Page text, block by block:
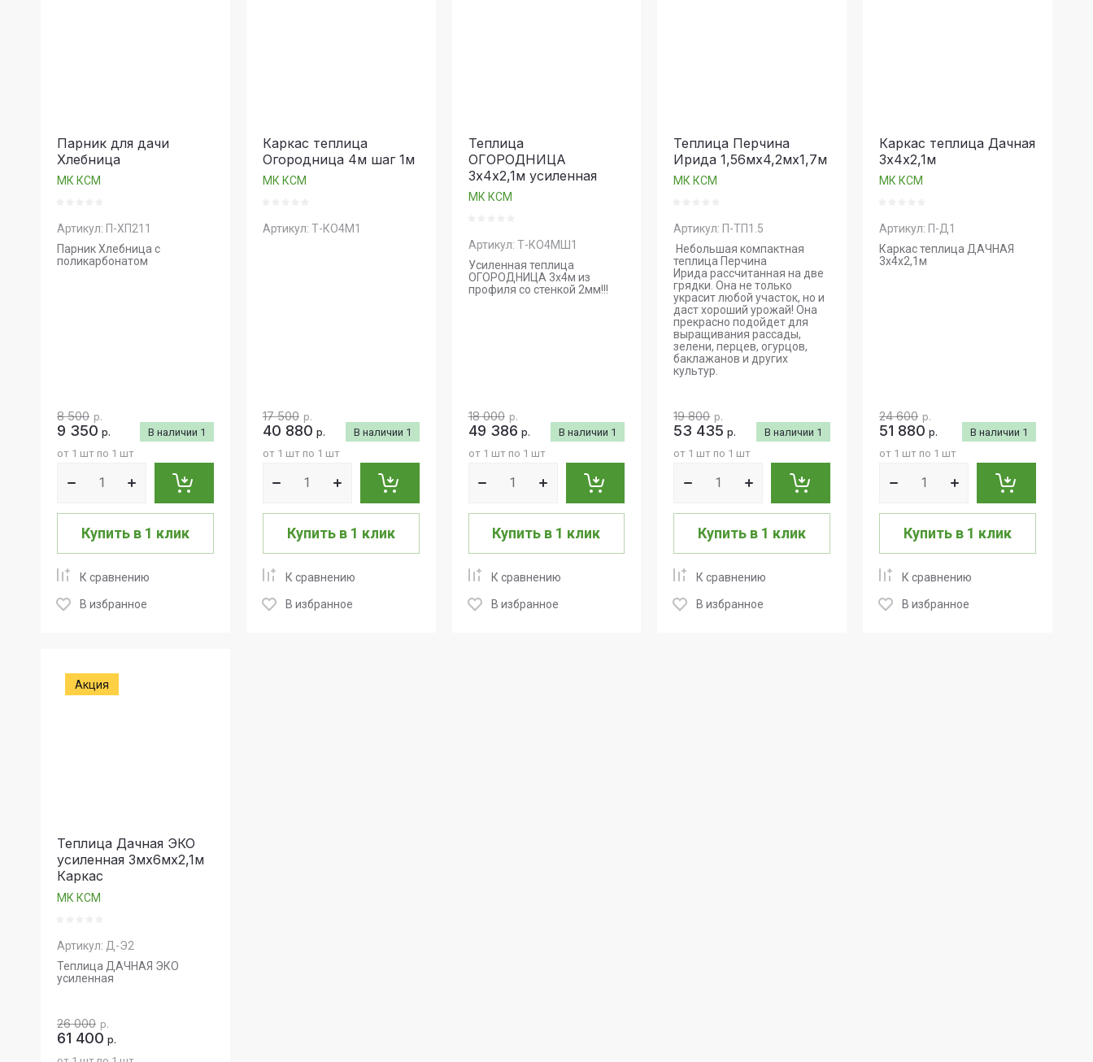
Парник для дачи
Хлебница
МК КСМ
Артикул: П-ХП211
Парник Хлебница с
поликарбонатом
В наличии 1
8 500 р.
9 350 р.
от 1 шт по 1 шт
Купить в 1 клик
К сравнению
В избранное
Каркас теплица
Огородница 4м шаг 1м
МК КСМ
Артикул: Т-КО4М1
В наличии 1
17 500 р.
40 880 р.
от 1 шт по 1 шт
Купить в 1 клик
К сравнению
В избранное
Теплица
ОГОРОДНИЦА
3х4х2,1м усиленная
МК КСМ
Артикул: Т-КО4МШ1
Усиленная теплица
ОГОРОДНИЦА 3х4м из
профиля со стенкой 2мм!!!
В наличии 1
18 000 р.
49 386 р.
от 1 шт по 1 шт
Купить в 1 клик
К сравнению
В избранное
Теплица Перчина
Ирида 1,56мх4,2мх1,7м
МК КСМ
Артикул: П-ТП1.5
Небольшая компактная
теплица Перчина
Ирида рассчитанная на две
грядки. Она не только
украсит любой участок, но и
даст хороший урожай! Она
прекрасно подойдет для
выращивания рассады,
зелени, перцев, огурцов,
баклажанов и других
культур.
В наличии 1
19 800 р.
53 435 р.
от 1 шт по 1 шт
Купить в 1 клик
К сравнению
В избранное
Каркас теплица Дачная
3х4х2,1м
МК КСМ
Артикул: П-Д1
Каркас теплица ДАЧНАЯ
3х4х2,1м
В наличии 1
24 600 р.
51 880 р.
от 1 шт по 1 шт
Купить в 1 клик
К сравнению
В избранное
Акция
Теплица Дачная ЭКО
усиленная 3мх6мх2,1м
Каркас
МК КСМ
Артикул: Д-Э2
Теплица ДАЧНАЯ ЭКО
усиленная
26 000 р.
61 400 р.